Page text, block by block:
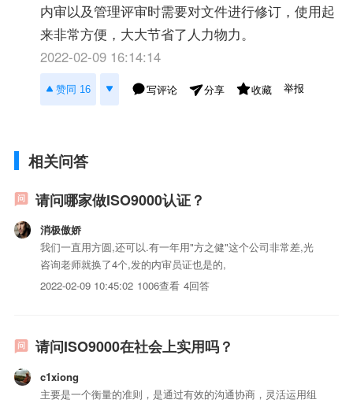
内审以及管理评审时需要对文件进行修订，使用起
来非常方便，大大节省了人力物力。
2022-02-09 16:14:14
赞同 16 写评论 分享 收藏 举报
相关问答
请问哪家做ISO9000认证？
消极傲娇
我们一直用方圆,还可以.有一年用"方之健"这个公司非常差,光
咨询老师就换了4个,发的内审员证也是的,
2022-02-09 10:45:02 1006查看 4回答
请问ISO9000在社会上实用吗？
c1xiong
主要是一个衡量的准则，是通过有效的沟通协商，灵活运用组